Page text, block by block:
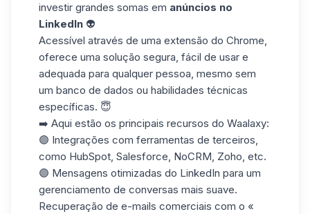
investir grandes somas em anúncios no
LinkedIn 👽
Acessível através de uma extensão do Chrome,
oferece uma solução segura, fácil de usar e
adequada para qualquer pessoa, mesmo sem
um banco de dados ou habilidades técnicas
específicas. 😇
➡️ Aqui estão os principais recursos do Waalaxy:
🟣 Integrações com ferramentas de terceiros,
como HubSpot, Salesforce, NoCRM, Zoho, etc.
🟣 Mensagens otimizadas do LinkedIn para um
gerenciamento de conversas mais suave.
Recuperação de e-mails comerciais com o «